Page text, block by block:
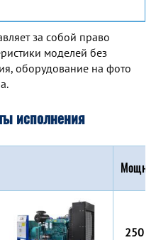
за собой право
моделей без
оборудование на фото
исполнения
250